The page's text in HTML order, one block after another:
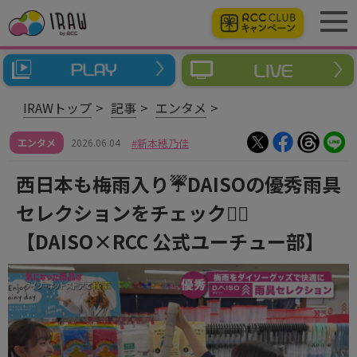
IRAWトップ 記事 エンタメ
エンタメ 2026.06.04 新本穂乃佳
西日本も梅雨入り☔DAISOの優秀雨具
セレクションをチェック👍🏻
【DAISO×RCC 公式ユーチュー部】